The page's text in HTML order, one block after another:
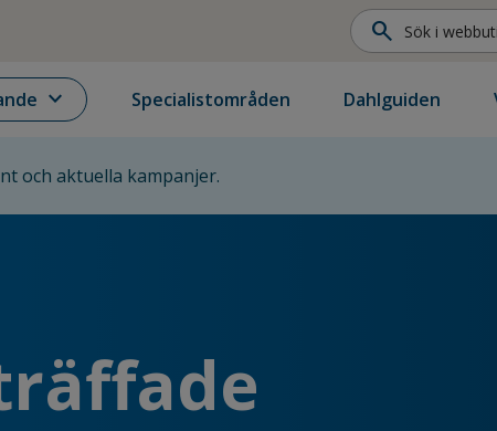
search
expand_more Specialistområden Dahlguiden
och aktuella kampanjer.